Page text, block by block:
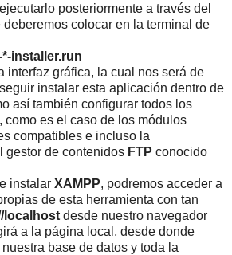
posteriormente a través del
colocar en la terminal de
installer.run
interfaz gráfica, la cual nos será de
instalar esta aplicación dentro de
así también configurar todos los
como es el caso de los módulos
compatibles e incluso la
gestor de contenidos FTP conocido
instalar XAMPP, podremos acceder a
de esta herramienta con tan
localhost desde nuestro navegador
a la página local, desde donde
base de datos y toda la